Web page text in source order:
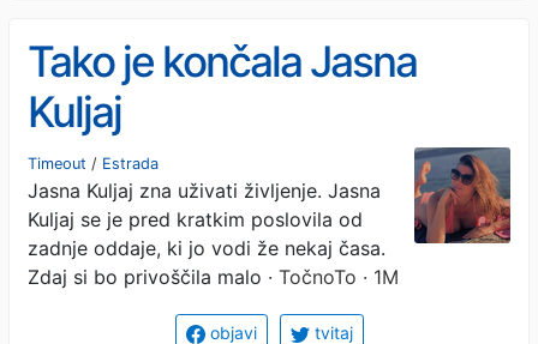
Tako je končala Jasna
Kuljaj
Timeout / Estrada
Jasna Kuljaj zna uživati življenje. Jasna
Kuljaj se je pred kratkim poslovila od
zadnje oddaje, ki jo vodi že nekaj časa.
Zdaj si bo privoščila malo · TočnoTo · 1M
objavi tvitaj